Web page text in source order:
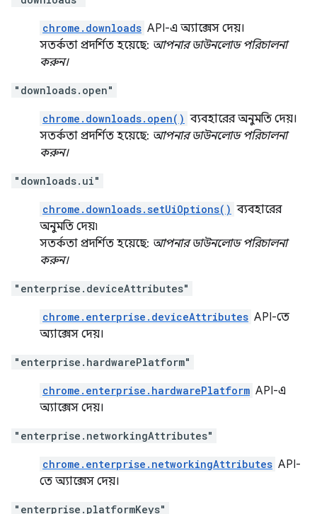
chrome.downloads API-এ অ্যাক্সেস দেয়।
সতর্কতা প্রদর্শিত হয়েছে: আপনার ডাউনলোড পরিচালনা
করুন।
"downloads.open"
chrome.downloads.open() ব্যবহারের অনুমতি দেয়।
সতর্কতা প্রদর্শিত হয়েছে: আপনার ডাউনলোড পরিচালনা
করুন।
"downloads.ui"
chrome.downloads.setUiOptions() ব্যবহারের
অনুমতি দেয়৷
সতর্কতা প্রদর্শিত হয়েছে: আপনার ডাউনলোড পরিচালনা
করুন।
"enterprise.deviceAttributes"
chrome.enterprise.deviceAttributes API-তে
অ্যাক্সেস দেয়।
"enterprise.hardwarePlatform"
chrome.enterprise.hardwarePlatform API-এ
অ্যাক্সেস দেয়।
"enterprise.networkingAttributes"
chrome.enterprise.networkingAttributes API-
তে অ্যাক্সেস দেয়।
"enterprise.platformKeys"